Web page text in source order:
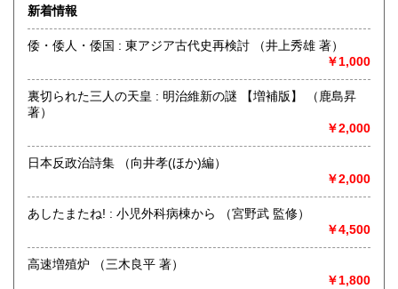
熊本県 1,450円 大分県 1,450円
1,450円
沖縄県 1,500円
書籍の状態等、ご不明な点・気になる所がございましたら、
メールアドレス【book@koshofujiwarashoten.com】
※販売書籍につきまして【お電話でのお問い合わせ】は、現
品在庫を確認するためお時間を頂戴いたします。
沿線名：JR中央線・総武線・東京メトロ丸ノ内線
営業時間：【事務所営業・通信販売専門 (ご来店不可)】
9:00〜17:00 ※買取・仕入れ等で不在の場合がございます
書籍の買取について
新着情報
倭・倭人・倭国 : 東アジア古代史再検討 （井上秀雄 著）
￥1,000
裏切られた三人の天皇 : 明治維新の謎 【増補版】 （鹿島昇
著）
￥2,000
日本反政治詩集 （向井孝(ほか)編）
￥2,000
あしたまたね! : 小児外科病棟から （宮野武 監修）
￥4,500
高速増殖炉 （三木良平 著）
￥1,800